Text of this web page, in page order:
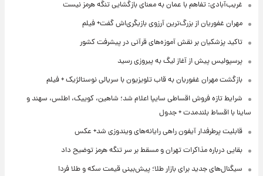
غریب‌آبادی: تفاهم با عمان به معنای بازگشایی تنگه هرمز نیست
مهران غفوریان از بزرگ‌ترین آرزوی بازیگری‌اش گفت+ فیلم
تاکید پزشکیان بر نقش آموزه‌های قرآنی در پیشرفت کشور
پرسپولیس پیش از آغاز لیگ به پیروزی رسید
بازگشت مهران غفوریان به قاب تلویزیون با سریالی نوستالژیک + فیلم
شرایط تازه فروش اقساطی سایپا اعلام شد؛ شاهین، کوییک، اطلس، سهند و
ساینا با اقساط بلندمدت + جدول
قابلیت پرطرفدار آیفون راهی رایانه‌های ویندوزی شد+ عکس
بقایی درباره مذاکرات تهران و مسقط بر سر تنگه هرمز توضیح داد
سیگنال‌های جدید برای بازار طلا؛ پیش‌بینی قیمت سکه و طلا فردا